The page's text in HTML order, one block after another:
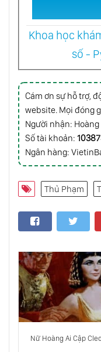
Khoa học
số -
Cám ơn sự hỗ trợ,
website. Mọi đóng
Người nhận:
Số tài khoản:
Ngân hàng:
Thủ Phạm
Nữ Hoàng Ai Cập